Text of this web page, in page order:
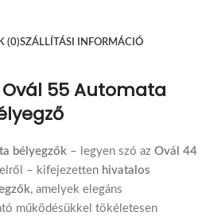
(0)SZÁLLÍTÁSI INFORMÁCIÓ
55 Automata
bélyegzők – legyen szó az Ovál 44
– kifejezetten hivatalos
, amelyek elegáns
működésükkel tökéletesen